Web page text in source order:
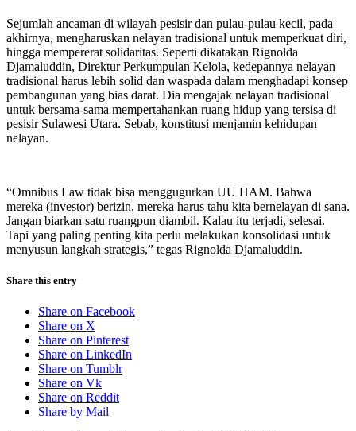
Sejumlah ancaman di wilayah pesisir dan pulau-pulau kecil, pada
akhirnya, mengharuskan nelayan tradisional untuk memperkuat diri,
hingga mempererat solidaritas. Seperti dikatakan Rignolda
Djamaluddin, Direktur Perkumpulan Kelola, kedepannya nelayan
tradisional harus lebih solid dan waspada dalam menghadapi konsep
pembangunan yang bias darat. Dia mengajak nelayan tradisional
untuk bersama-sama mempertahankan ruang hidup yang tersisa di
pesisir Sulawesi Utara. Sebab, konstitusi menjamin kehidupan
nelayan.
“Omnibus Law tidak bisa menggugurkan UU HAM. Bahwa
mereka (investor) berizin, mereka harus tahu kita bernelayan di sana.
Jangan biarkan satu ruangpun diambil. Kalau itu terjadi, selesai.
Tapi yang paling penting kita perlu melakukan konsolidasi untuk
menyusun langkah strategis,” tegas Rignolda Djamaluddin.
Share this entry
Share on Facebook
Share on X
Share on Pinterest
Share on LinkedIn
Share on Tumblr
Share on Vk
Share on Reddit
Share by Mail